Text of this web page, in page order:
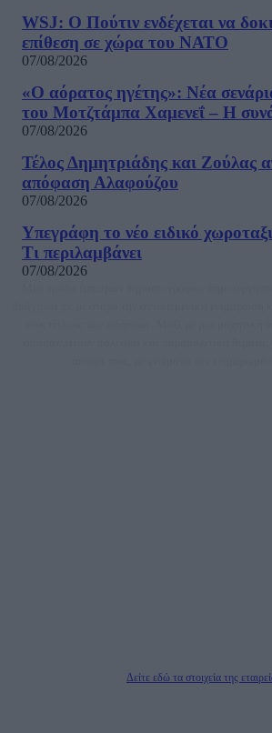
WSJ: Ο Πούτιν ενδέχεται να
επίθεση σε χώρα του ΝΑΤΟ
07/08/2026
«Ο αόρατος ηγέτης»: Νέα
του Μοτζτάμπα Χαμενεΐ – Η
07/08/2026
Τέλος Δημητριάδης και Ζούλας
απόφαση Αλαφούζου
07/08/2026
Υπεγράφη το νέο ειδικό
Τι περιλαμβάνει
07/08/2026
Δείτε εδώ τα στοιχεία της